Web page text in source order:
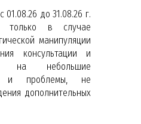
01.08.26 до 31.08.26 г.
только в случае
манипуляции
консультации и
на небольшие
и проблемы, не
дополнительных